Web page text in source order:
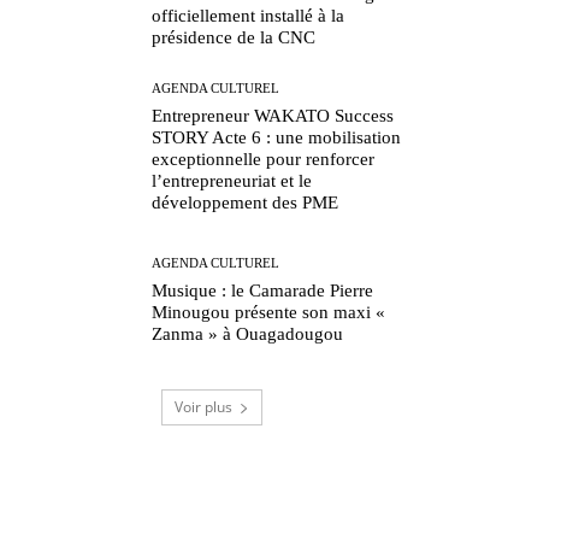
officiellement installé à la
présidence de la CNC
AGENDA CULTUREL
Entrepreneur WAKATO Success
STORY Acte 6 : une mobilisation
exceptionnelle pour renforcer
l’entrepreneuriat et le
développement des PME
AGENDA CULTUREL
Musique : le Camarade Pierre
Minougou présente son maxi «
Zanma » à Ouagadougou
Voir plus